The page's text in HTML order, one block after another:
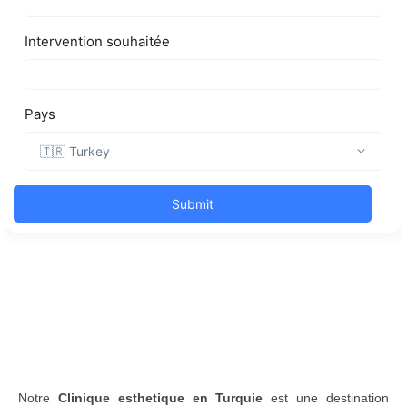
Notre Clinique esthetique en Turquie est une destination